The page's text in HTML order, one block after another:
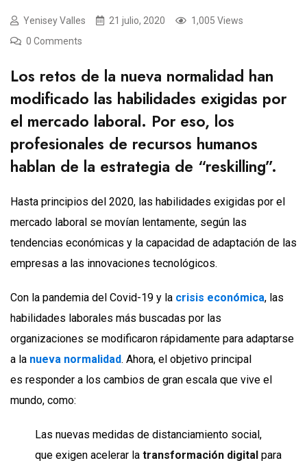
Yenisey Valles 21 julio, 2020
1,005 Views
0 Comments
Los retos de la nueva normalidad han
modificado las habilidades exigidas por
el mercado laboral. Por eso, los
profesionales de recursos humanos
hablan de la estrategia de “reskilling”.
Hasta principios del 2020, las habilidades exigidas por el
mercado laboral se movían lentamente, según las
tendencias económicas y la capacidad de adaptación de las
empresas a las innovaciones tecnológicos.
Con la pandemia del Covid-19 y la crisis económica, las
habilidades laborales más buscadas por las
organizaciones se modificaron rápidamente para adaptarse
a la nueva normalidad. Ahora, el objetivo principal
es responder a los cambios de gran escala que vive el
mundo, como:
Las nuevas medidas de distanciamiento social,
que exigen acelerar la transformación digital para